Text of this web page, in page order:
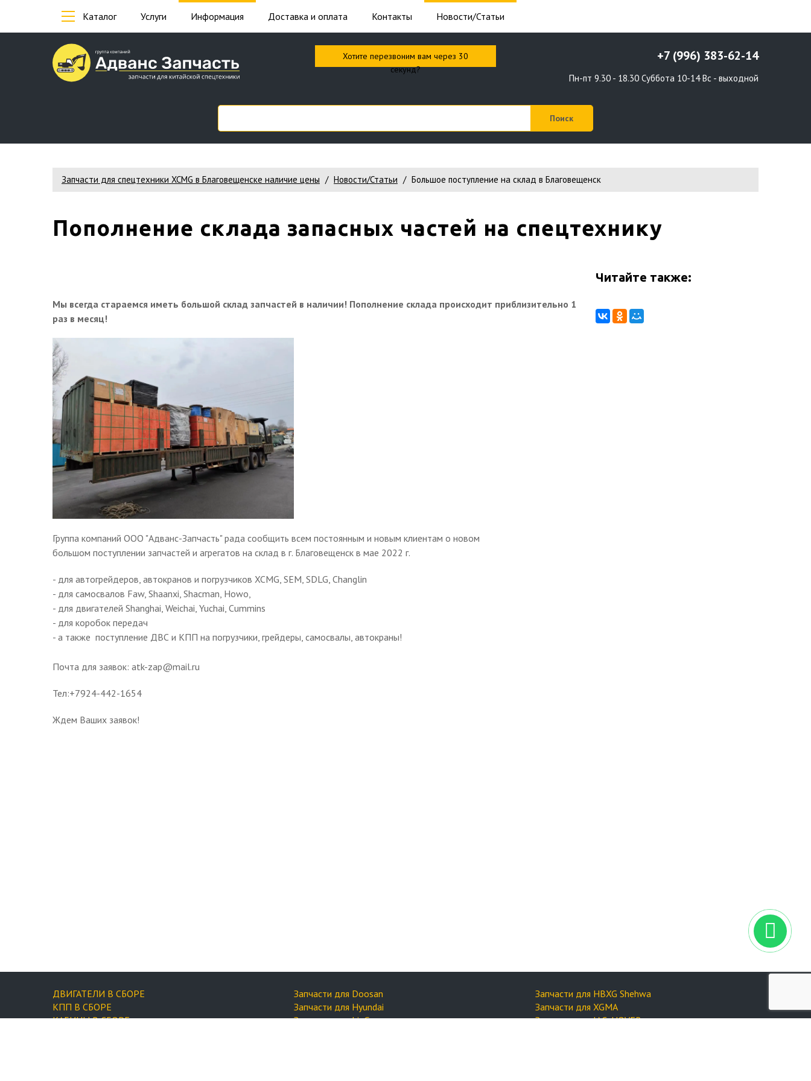
Каталог Услуги Информация Доставка и оплата Контакты Новости/Статьи
Хотите перезвоним вам через 30
секунд?
+7 (996) 383-62-14
Пн-пт 9.30 - 18.30 Суббота 10-14 Вс - выходной
Запчасти для спецтехники XCMG в Благовещенске наличие цены Новости/Статьи Большое поступление на склад в Благовещенск
Пополнение склада запасных частей на спецтехнику
Мы всегда стараемся иметь большой склад запчастей в наличии! Пополнение склада происходит приблизительно 1
раз в месяц!
Группа компаний ООО "Адванс-Запчасть" рада сообщить всем постоянным и новым клиентам о новом
большом поступлении запчастей и агрегатов на склад в г. Благовещенск в мае 2022 г.
- для автогрейдеров, автокранов и погрузчиков XCMG, SEM, SDLG, Changlin
- для самосвалов Faw, Shaanxi, Shacman, Howo,
- для двигателей Shanghai, Weichai, Yuchai, Cummins
- для коробок передач
- а также поступление ДВС и КПП на погрузчики, грейдеры, самосвалы, автокраны!
Почта для заявок: atk-zap@mail.ru
Тел:+7924-442-1654
Ждем Ваших заявок!
Читайте также:
ДВИГАТЕЛИ В СБОРЕ
КПП В СБОРЕ
КАБИНЫ В СБОРЕ
Запчасти для Doosan
Запчасти для Hyundai
Запчасти для LiuGong
Запчасти для HBXG Shehwa
Запчасти для XGMA
Запчасти для JAC, HOVER